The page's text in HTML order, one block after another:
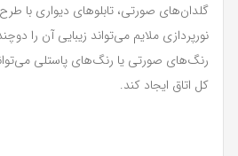
گلدان‌های صورتی، تابلوهای دیواری با
نورپردازی ملایم می‌تواند زیبایی آن را
رنگ‌های صورتی یا رنگ‌های پاستلی
کل اتاق ایجاد کند.